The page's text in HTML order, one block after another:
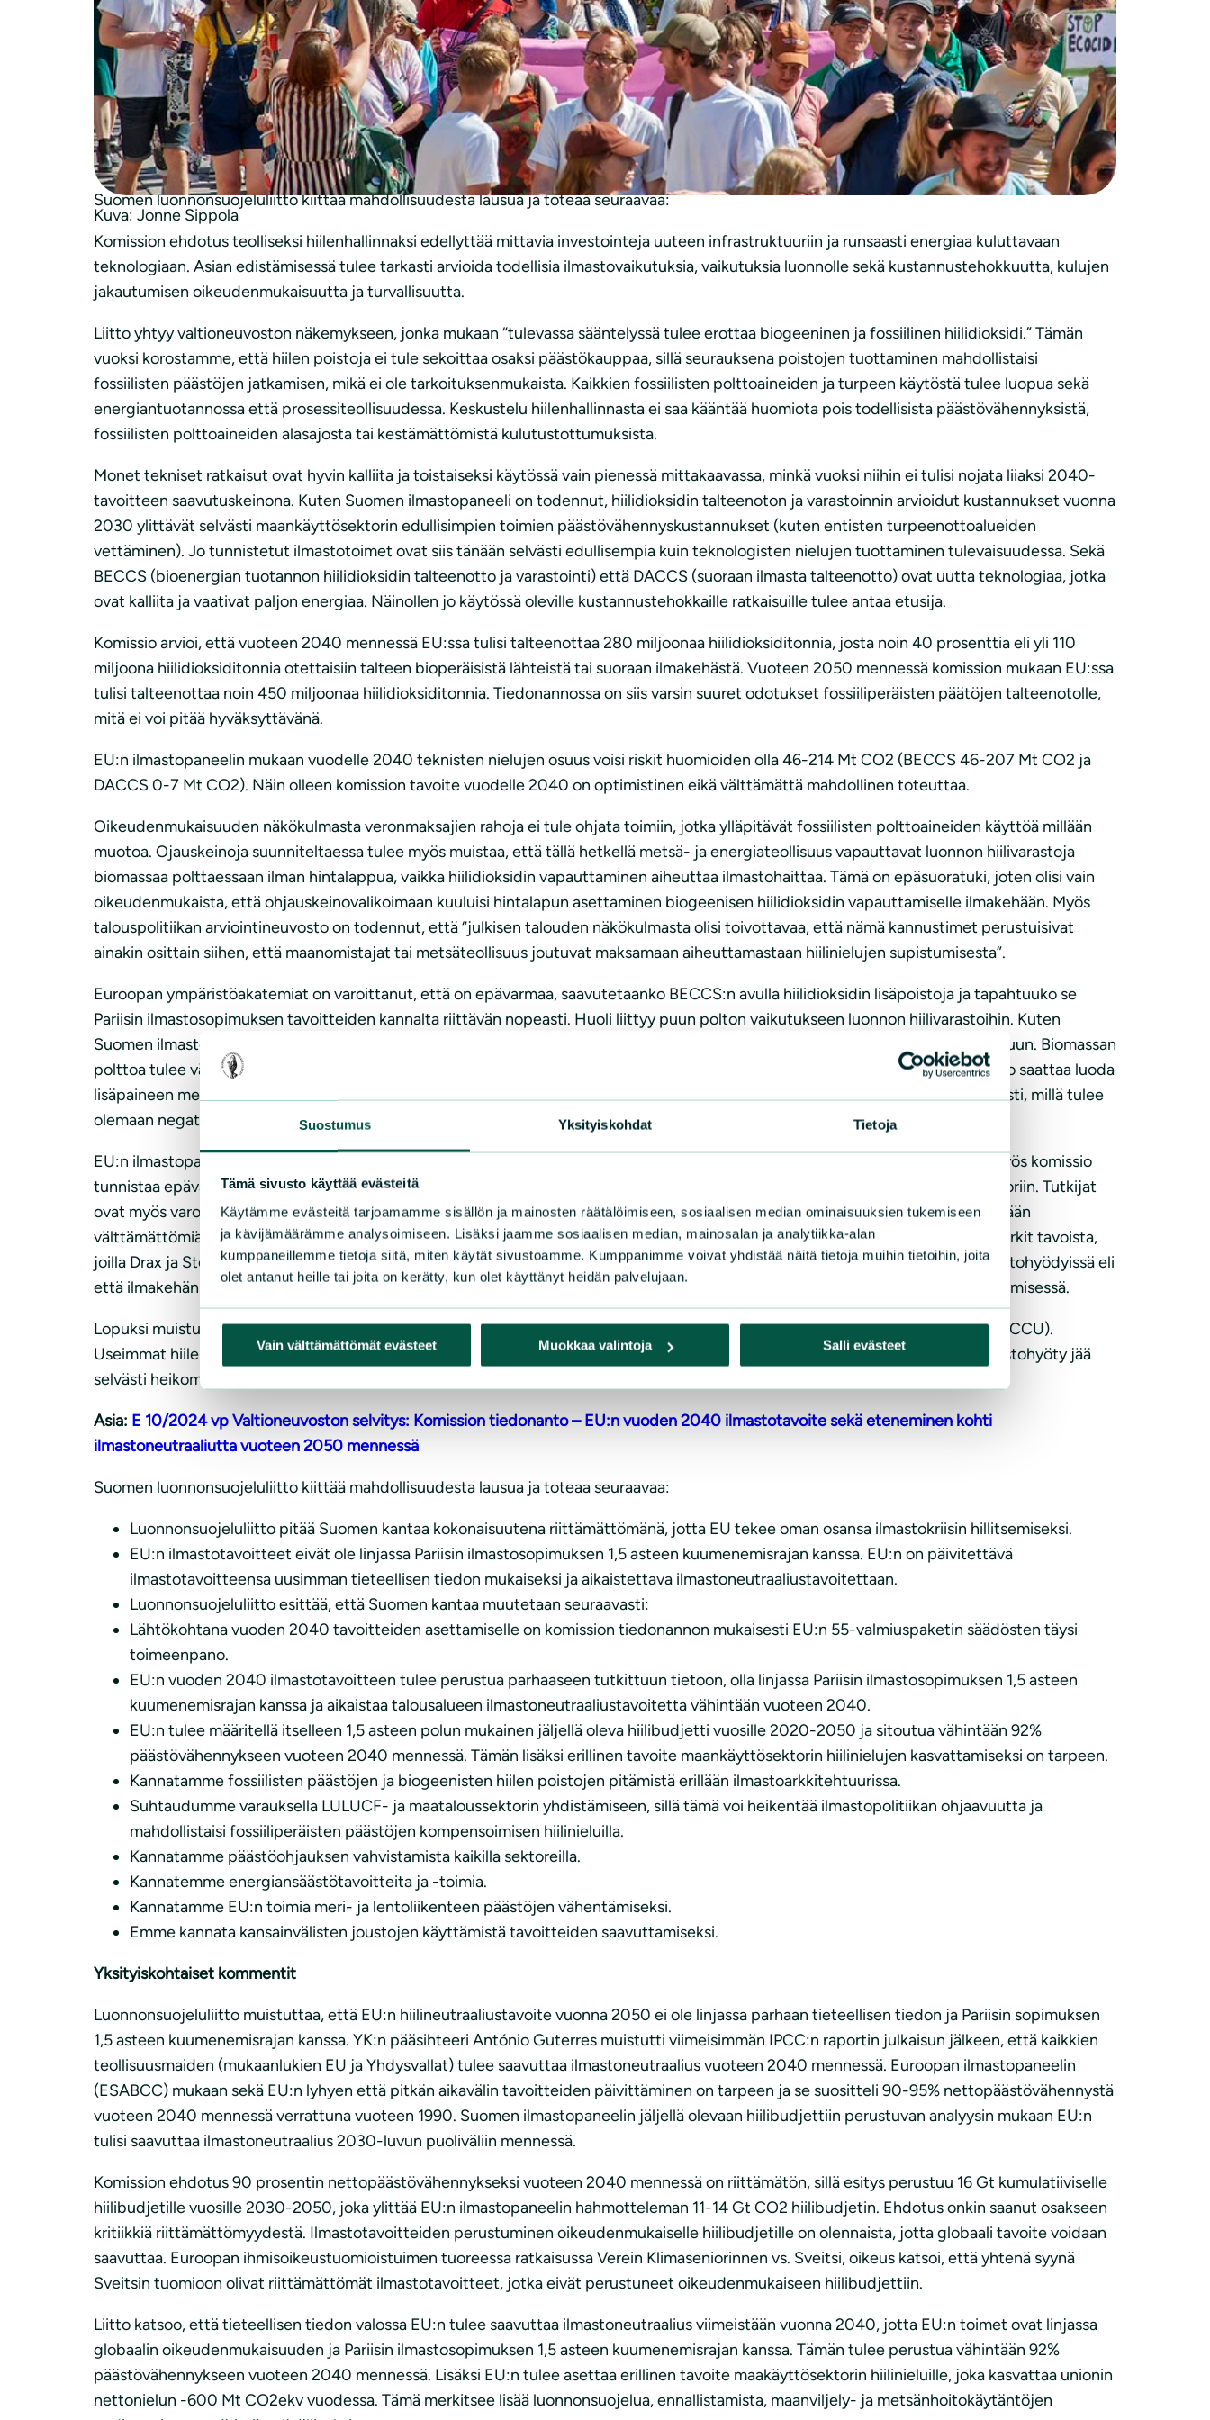
Suostumus Yksityiskohdat Tietoja
Tämä sivusto käyttää evästeitä
Käytämme evästeitä tarjoamamme sisällön ja mainosten räätälöimiseen, sosiaalisen median ominaisuuksien tukemiseen
ja kävijämäärämme analysoimiseen. Lisäksi jaamme sosiaalisen median, mainosalan ja analytiikka-alan
kumppaneillemme tietoja siitä, miten käytät sivustoamme. Kumppanimme voivat yhdistää näitä tietoja muihin tietoihin, joita
olet antanut heille tai joita on kerätty, kun olet käyttänyt heidän palvelujaan.
Vain välttämättömät evästeet Muokkaa valintoja Salli evästeet
Kuva: Jonne Sippola
E 10/2024 vp
E 28/2024 vp
Ilmastoasiantuntija Hanna Aho
Suomen luonnonsuojeluliitto ry
SuV 23.5.2024
Asia:E 9/2024 vp Valtioneuvoston selvitys eduskunnalle komission tiedonannosta ”Kohti kunnianhimoista teollista hiilenhallintaa EU:ssa”
Suomen luonnonsuojeluliitto kiittää mahdollisuudesta lausua ja toteaa seuraavaa:
Komission ehdotus teolliseksi hiilenhallinnaksi edellyttää mittavia investointeja uuteen infrastruktuuriin ja runsaasti energiaa kuluttavaan
teknologiaan. Asian edistämisessä tulee tarkasti arvioida todellisia ilmastovaikutuksia, vaikutuksia luonnolle sekä kustannustehokkuutta, kulujen
jakautumisen oikeudenmukaisuutta ja turvallisuutta.
Liitto yhtyy valtioneuvoston näkemykseen, jonka mukaan “tulevassa sääntelyssä tulee erottaa biogeeninen ja fossiilinen hiilidioksidi.” Tämän
vuoksi korostamme, että hiilen poistoja ei tule sekoittaa osaksi päästökauppaa, sillä seurauksena poistojen tuottaminen mahdollistaisi
fossiilisten päästöjen jatkamisen, mikä ei ole tarkoituksenmukaista. Kaikkien fossiilisten polttoaineiden ja turpeen käytöstä tulee luopua sekä
energiantuotannossa että prosessiteollisuudessa. Keskustelu hiilenhallinnasta ei saa kääntää huomiota pois todellisista päästövähennyksistä,
fossiilisten polttoaineiden alasajosta tai kestämättömistä kulutustottumuksista.
Monet tekniset ratkaisut ovat hyvin kalliita ja toistaiseksi käytössä vain pienessä mittakaavassa, minkä vuoksi niihin ei tulisi nojata liiaksi 2040-
tavoitteen saavutuskeinona. Kuten Suomen ilmastopaneeli on todennut, hiilidioksidin talteenoton ja varastoinnin arvioidut kustannukset vuonna
2030 ylittävät selvästi maankäyttösektorin edullisimpien toimien päästövähennyskustannukset (kuten entisten turpeenottoalueiden
vettäminen). Jo tunnistetut ilmastotoimet ovat siis tänään selvästi edullisempia kuin teknologisten nielujen tuottaminen tulevaisuudessa. Sekä
BECCS (bioenergian tuotannon hiilidioksidin talteenotto ja varastointi) että DACCS (suoraan ilmasta talteenotto) ovat uutta teknologiaa, jotka
ovat kalliita ja vaativat paljon energiaa. Näinollen jo käytössä oleville kustannustehokkaille ratkaisuille tulee antaa etusija.
Komissio arvioi, että vuoteen 2040 mennessä EU:ssa tulisi talteenottaa 280 miljoonaa hiilidioksiditonnia, josta noin 40 prosenttia eli yli 110
miljoona hiilidioksiditonnia otettaisiin talteen bioperäisistä lähteistä tai suoraan ilmakehästä. Vuoteen 2050 mennessä komission mukaan EU:ssa
tulisi talteenottaa noin 450 miljoonaa hiilidioksiditonnia. Tiedonannossa on siis varsin suuret odotukset fossiiliperäisten päätöjen talteenotolle,
mitä ei voi pitää hyväksyttävänä.
EU:n ilmastopaneelin mukaan vuodelle 2040 teknisten nielujen osuus voisi riskit huomioiden olla 46-214 Mt CO2 (BECCS 46-207 Mt CO2 ja
DACCS 0-7 Mt CO2). Näin olleen komission tavoite vuodelle 2040 on optimistinen eikä välttämättä mahdollinen toteuttaa.
Oikeudenmukaisuuden näkökulmasta veronmaksajien rahoja ei tule ohjata toimiin, jotka ylläpitävät fossiilisten polttoaineiden käyttöä millään
muotoa. Ojauskeinoja suunniteltaessa tulee myös muistaa, että tällä hetkellä metsä- ja energiateollisuus vapauttavat luonnon hiilivarastoja
biomassaa polttaessaan ilman hintalappua, vaikka hiilidioksidin vapauttaminen aiheuttaa ilmastohaittaa. Tämä on epäsuoratuki, joten olisi vain
oikeudenmukaista, että ohjauskeinovalikoimaan kuuluisi hintalapun asettaminen biogeenisen hiilidioksidin vapauttamiselle ilmakehään. Myös
talouspolitiikan arviointineuvosto on todennut, että “julkisen talouden näkökulmasta olisi toivottavaa, että nämä kannustimet perustuisivat
ainakin osittain siihen, että maanomistajat tai metsäteollisuus joutuvat maksamaan aiheuttamastaan hiilinielujen supistumisesta”.
Euroopan ympäristöakatemiat on varoittanut, että on epävarmaa, saavutetaanko BECCS:n avulla hiilidioksidin lisäpoistoja ja tapahtuuko se
Pariisin ilmastosopimuksen tavoitteiden kannalta riittävän nopeasti. Huoli liittyy puun polton vaikutukseen luonnon hiilivarastoihin. Kuten
Suomen ilmastopaneelikin on muistuttanut, puun poltto ei ole hiilineutraalia, vaan sillä on negatiivinen vaikutus metsien nettonieluun. Biomassan
polttoa tulee vähentää nykyisestä, ei lisätä. Kun otetaan huomioon BECCSin edellyttämä energiantarve, teknologian käyttöönotto saattaa luoda
lisäpaineen metsien hakkuisiin ja ylläpitää tai jopa lisätä hakkuita. Jokatapauksessa Suomen kokonaisenergian tarve kasvaisi selvästi, millä tulee
olemaan negatiivisia ympäristövaikutuksia, sillä täysin haitatonta energiamuotoa ei olekaan.
EU:n ilmastopaneeli korostaa kilpailua luonnon nielujen ja BECCSin (bioenergian hiilidioksidin talteenotto ja varastointi) välillä. Myös komissio
tunnistaa epävarmuudet liittyen kilpailuun biomassan saatavuudesta ja mahdollisesta negatiivisesta vaikutuksesta LULUCF-sektoriin. Tutkijat
ovat myös varoittaneet, että tulevaisuuden suuren mittakaavan biogeenisen hiilenpoiston teknologioiden avulla pyritään välttämään
välttämättömiä päästövähennyksiä nyt, mikä lukitsisi meidät yli 1,5 asteen kuumenemiseen ja lisäisi luontokatoa. Käytännön esimerkit tavoista,
joilla Drax ja Stockholm Exergi ehdottavat päästölaskentaa tehtävän BECCSin yhteydessä vahvistavat puutteet todellisissa ilmastohyödyissä eli
että ilmakehän hiilidioksidipitoisuus olisi pienempi projektin kanssa kuin ilman sitä. Nämä tulee muistaa ilmastotavoitteiden täyttämisessä.
Lopuksi muistutamme, että hiilen talteenoton ja varastoinnin (CCS) vaikutukset eroavat hiilen talteenotosta ja hyödyntämisestä (CCU).
Useimmat hiilen jatkokäytön muodot ovat sellaisia, että hiilidioksi päätyy pian ilmakehään. Tällöin mahdollisesti saavutettava ilmastohyöty jää
selvästi heikommaksi.
Asia: E 10/2024 vp Valtioneuvoston selvitys: Komission tiedonanto – EU:n vuoden 2040 ilmastotavoite sekä eteneminen kohti
ilmastoneutraaliutta vuoteen 2050 mennessä
Suomen luonnonsuojeluliitto kiittää mahdollisuudesta lausua ja toteaa seuraavaa:
Luonnonsuojeluliitto pitää Suomen kantaa kokonaisuutena riittämättömänä, jotta EU tekee oman osansa ilmastokriisin hillitsemiseksi.
EU:n ilmastotavoitteet eivät ole linjassa Pariisin ilmastosopimuksen 1,5 asteen kuumenemisrajan kanssa. EU:n on päivitettävä
ilmastotavoitteensa uusimman tieteellisen tiedon mukaiseksi ja aikaistettava ilmastoneutraaliustavoitettaan.
Luonnonsuojeluliitto esittää, että Suomen kantaa muutetaan seuraavasti:
Lähtökohtana vuoden 2040 tavoitteiden asettamiselle on komission tiedonannon mukaisesti EU:n 55-valmiuspaketin säädösten täysi
toimeenpano.
EU:n vuoden 2040 ilmastotavoitteen tulee perustua parhaaseen tutkittuun tietoon, olla linjassa Pariisin ilmastosopimuksen 1,5 asteen
kuumenemisrajan kanssa ja aikaistaa talousalueen ilmastoneutraaliustavoitetta vähintään vuoteen 2040.
EU:n tulee määritellä itselleen 1,5 asteen polun mukainen jäljellä oleva hiilibudjetti vuosille 2020-2050 ja sitoutua vähintään 92%
päästövähennykseen vuoteen 2040 mennessä. Tämän lisäksi erillinen tavoite maankäyttösektorin hiilinielujen kasvattamiseksi on tarpeen.
Kannatamme fossiilisten päästöjen ja biogeenisten hiilen poistojen pitämistä erillään ilmastoarkkitehtuurissa.
Suhtaudumme varauksella LULUCF- ja maataloussektorin yhdistämiseen, sillä tämä voi heikentää ilmastopolitiikan ohjaavuutta ja
mahdollistaisi fossiiliperäisten päästöjen kompensoimisen hiilinieluilla.
Kannatamme päästöohjauksen vahvistamista kaikilla sektoreilla.
Kannatemme energiansäästötavoitteita ja -toimia.
Kannatamme EU:n toimia meri- ja lentoliikenteen päästöjen vähentämiseksi.
Emme kannata kansainvälisten joustojen käyttämistä tavoitteiden saavuttamiseksi.
Yksityiskohtaiset kommentit
Luonnonsuojeluliitto muistuttaa, että EU:n hiilineutraaliustavoite vuonna 2050 ei ole linjassa parhaan tieteellisen tiedon ja Pariisin sopimuksen
1,5 asteen kuumenemisrajan kanssa. YK:n pääsihteeri António Guterres muistutti viimeisimmän IPCC:n raportin julkaisun jälkeen, että kaikkien
teollisuusmaiden (mukaanlukien EU ja Yhdysvallat) tulee saavuttaa ilmastoneutraalius vuoteen 2040 mennessä. Euroopan ilmastopaneelin
(ESABCC) mukaan sekä EU:n lyhyen että pitkän aikavälin tavoitteiden päivittäminen on tarpeen ja se suositteli 90-95% nettopäästövähennystä
vuoteen 2040 mennessä verrattuna vuoteen 1990. Suomen ilmastopaneelin jäljellä olevaan hiilibudjettiin perustuvan analyysin mukaan EU:n
tulisi saavuttaa ilmastoneutraalius 2030-luvun puoliväliin mennessä.
Komission ehdotus 90 prosentin nettopäästövähennykseksi vuoteen 2040 mennessä on riittämätön, sillä esitys perustuu 16 Gt kumulatiiviselle
hiilibudjetille vuosille 2030-2050, joka ylittää EU:n ilmastopaneelin hahmotteleman 11-14 Gt CO2 hiilibudjetin. Ehdotus onkin saanut osakseen
kritiikkiä riittämättömyydestä. Ilmastotavoitteiden perustuminen oikeudenmukaiselle hiilibudjetille on olennaista, jotta globaali tavoite voidaan
saavuttaa. Euroopan ihmisoikeustuomioistuimen tuoreessa ratkaisussa Verein Klimaseniorinnen vs. Sveitsi, oikeus katsoi, että yhtenä syynä
Sveitsin tuomioon olivat riittämättömät ilmastotavoitteet, jotka eivät perustuneet oikeudenmukaiseen hiilibudjettiin.
Liitto katsoo, että tieteellisen tiedon valossa EU:n tulee saavuttaa ilmastoneutraalius viimeistään vuonna 2040, jotta EU:n toimet ovat linjassa
globaalin oikeudenmukaisuuden ja Pariisin ilmastosopimuksen 1,5 asteen kuumenemisrajan kanssa. Tämän tulee perustua vähintään 92%
päästövähennykseen vuoteen 2040 mennessä. Lisäksi EU:n tulee asettaa erillinen tavoite maakäyttösektorin hiilinieluille, joka kasvattaa unionin
nettonielun -600 Mt CO2ekv vuodessa. Tämä merkitsee lisää luonnonsuojelua, ennallistamista, maanviljely- ja metsänhoitokäytäntöjen